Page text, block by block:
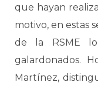
que hayan
motivo, en estas
de la RSME
galardonados.
Martínez,